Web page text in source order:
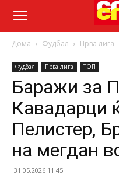
Дома Фудбал Прва лига
Фудбал Прва лига ТОП
Баражи за
Кавадарци
Пелистер,
на мегдан
31.05.2026 11:45